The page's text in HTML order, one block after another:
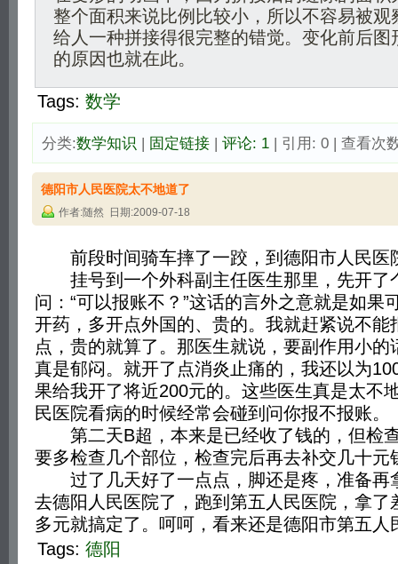
整个面积来说比例比较小，所以不容易被观
给人一种拼接得很完整的错觉。变化前后图
的原因也就在此。
Tags: 数学
分类:数学知识 | 固定链接| 评论: 1| 引用: 0 | 查看次
德阳市人民医院太不地道了
作者:随然 日期:2009-07-18
前段时间骑车摔了一跤，到德阳市人民医
挂号到一个外科副主任医生那里，先开了
问：“可以报账不？”这话的言外之意就是如果
开药，多开点外国的、贵的。我就赶紧说不能
点，贵的就算了。那医生就说，要副作用小的
真是郁闷。就开了点消炎止痛的，我还以为
果给我开了将近200元的。这些医生真是太不
民医院看病的时候经常会碰到问你报不报账。
第二天B超，本来是已经收了钱的，但检
要多检查几个部位，检查完后再去补交几十元
过了几天好了一点点，脚还是疼，准备再
去德阳人民医院了，跑到第五人民医院，拿了
多元就搞定了。呵呵，看来还是德阳市第五人
Tags: 德阳